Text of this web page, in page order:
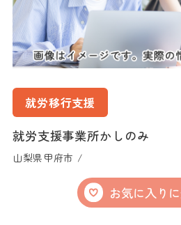
就労移行支援
就労支援事業所かしのみ
山梨県甲府市 /
お気に入り